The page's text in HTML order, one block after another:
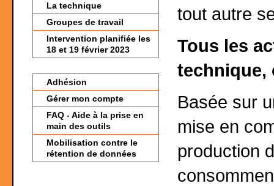
La technique
Groupes de travail
Intervention planifiée les
18 et 19 février 2023
Adhésion
Gérer mon compte
FAQ - Aide à la prise en
main des outils
Mobilisation contre le
rétention de données
tout autre
Tous les
technique,
Basée sur
mise en
production